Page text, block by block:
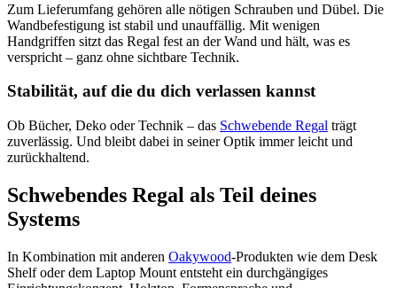
Zum Lieferumfang gehören alle nötigen Schrauben und Dübel. Die
Wandbefestigung ist stabil und unauffällig. Mit wenigen
Handgriffen sitzt das Regal fest an der Wand und hält, was es
verspricht – ganz ohne sichtbare Technik.
Stabilität, auf die du dich verlassen kannst
Ob Bücher, Deko oder Technik – das Schwebende Regal trägt
zuverlässig. Und bleibt dabei in seiner Optik immer leicht und
zurückhaltend.
Schwebendes Regal als Teil deines
Systems
In Kombination mit anderen Oakywood-Produkten wie dem Desk
Shelf oder dem Laptop Mount entsteht ein durchgängiges